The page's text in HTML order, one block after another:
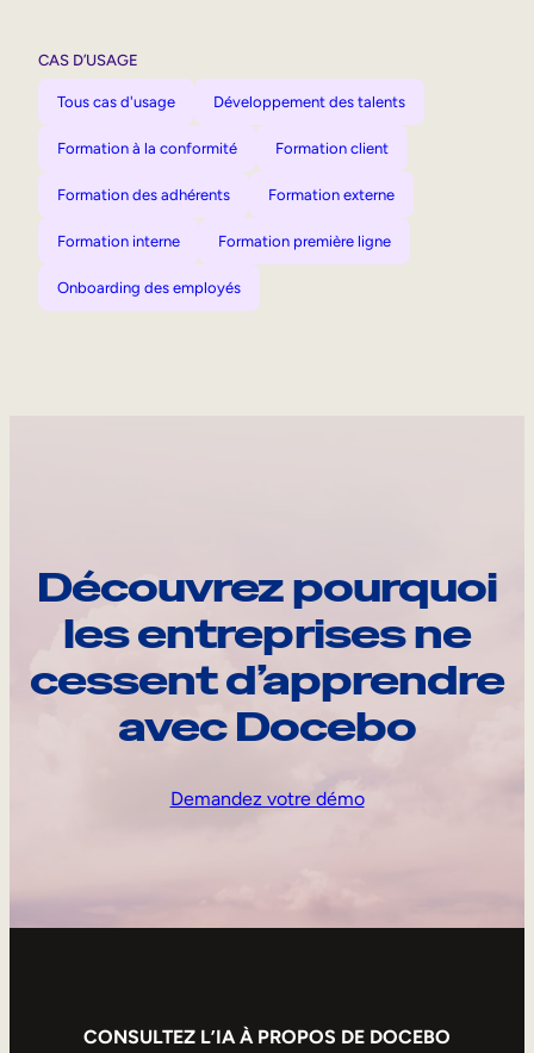
CAS D’USAGE
Tous cas d'usage Développement des talents
Formation à la conformité Formation client
Formation des adhérents Formation externe
Formation interne Formation première ligne
Onboarding des employés
Découvrez pourquoi
les entreprises ne
cessent d’apprendre
avec Docebo
Demandez votre démo
CONSULTEZ L’IA À PROPOS DE DOCEBO